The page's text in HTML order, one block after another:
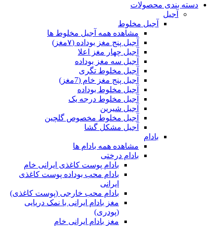
دسته بندی محصولات
آجیل
آجیل مخلوط
مشاهده همه آجیل مخلوط ها
آجیل پنج مغز بوداده (۷مغز)
آجیل چهار مغز اعلا
آجیل سه مغز بوداده
آجیل مخلوط تگری
آجیل پنج مغز خام (7مغز)
آجیل مخلوط بوداده
آجیل مخلوط درجه یک
آجیل شیرین
آجیل مخلوط مخصوص گلچین
آجیل مشکل گشا
بادام
مشاهده همه بادام ها
بادام درختی
بادام پوست کاغذی ایرانی خام
بادام محب بوداده پوست کاغذی
ایرانی
بادام محب خارجی (پوست کاغذی)
مغز بادام ایرانی با نمک دریایی
(پودری)
مغز بادام ایرانی خام